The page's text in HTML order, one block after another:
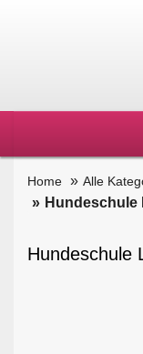
Home Alle
Hundeschule
Hundeschule